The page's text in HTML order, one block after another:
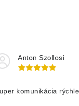
Anton Szollosi
komunikácia rýchle